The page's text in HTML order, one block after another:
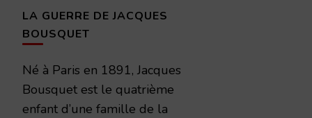
LA GUERRE DE JACQUES
BOUSQUET
Né à Paris en 1891, Jacques
Bousquet est le quatrième
enfant d’une famille de la